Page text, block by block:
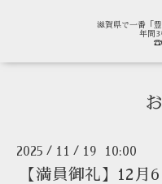
滋賀県で一番「
年間3
2025 / 11 / 19 10:00
【満員御礼】12